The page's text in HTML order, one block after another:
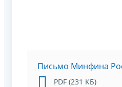
Письмо Минфина
PDF (231 КБ)